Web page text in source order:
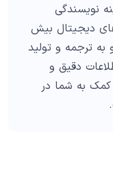
نویسندگی
دیجیتال بیش
به ترجمه و تولید
دقیق و
کمک به شما در